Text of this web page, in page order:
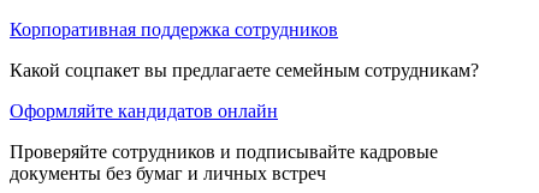
Корпоративная поддержка сотрудников
Какой соцпакет вы предлагаете семейным сотрудникам?
Оформляйте кандидатов онлайн
Проверяйте сотрудников и подписывайте кадровые
документы без бумаг и личных встреч